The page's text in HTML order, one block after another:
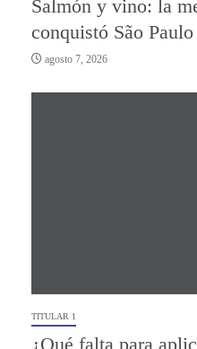
Salmón y vino: la
conquistó São Paulo
agosto 7, 2026
TITULAR 1
¿Qué falta para